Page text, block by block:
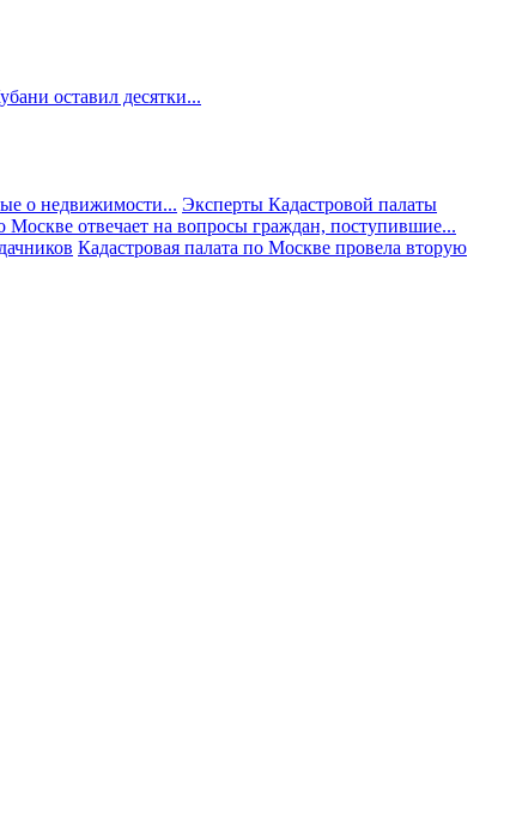
оставил десятки...
о недвижимости... Эксперты Кадастровой палаты
Москве отвечает на вопросы граждан, поступившие...
Кадастровая палата по Москве провела вторую